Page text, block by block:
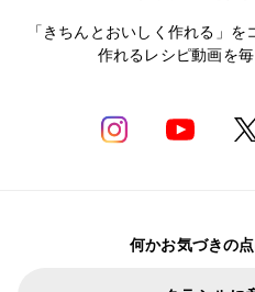
「きちんとおいしく作れる」
作れるレシピ動画を
何かお気づきの